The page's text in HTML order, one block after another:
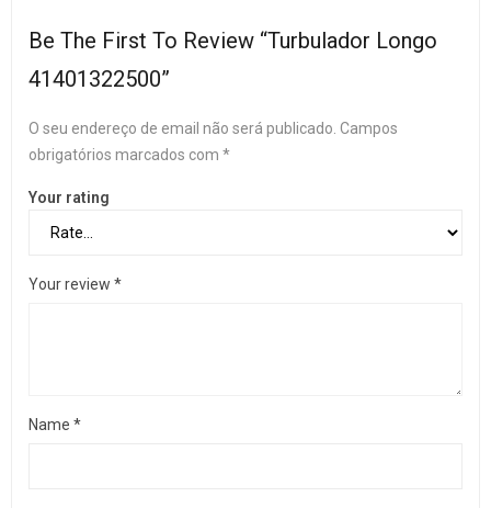
Be The First To Review “Turbulador Longo
41401322500”
O seu endereço de email não será publicado. Campos
obrigatórios marcados com *
Your rating
Your review *
Name *